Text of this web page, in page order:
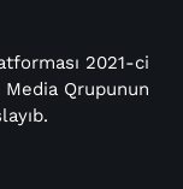
2021-ci
Qrupunun